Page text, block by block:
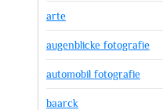
arte
augenblicke fotografie
automobil fotografie
baarck